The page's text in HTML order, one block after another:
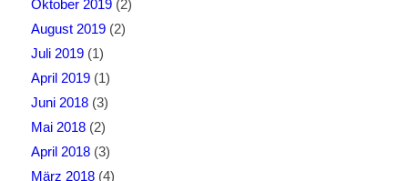
Oktober 2019(2)
August 2019(2)
Juli 2019(1)
April 2019(1)
Juni 2018(3)
Mai 2018(2)
April 2018(3)
März 2018(4)